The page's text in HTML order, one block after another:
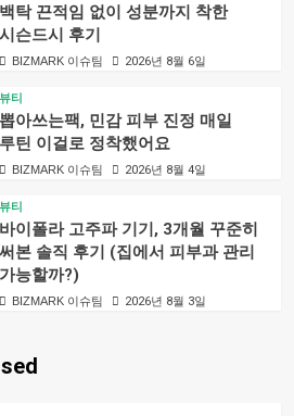
백탁 끈적임 없이 성분까지 착한
시슨드시 후기
BIZMARK 이슈팀 2026년 8월 6일
뷰티
뽑아쓰는팩, 민감 피부 진정 매일
루틴 이걸로 정착했어요
BIZMARK 이슈팀 2026년 8월 4일
뷰티
바이폴라 고주파 기기, 3개월 꾸준히
써본 솔직 후기 (집에서 피부과 관리
가능할까?)
BIZMARK 이슈팀 2026년 8월 3일